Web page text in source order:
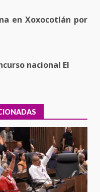
en Xoxocotlán por
nacional El